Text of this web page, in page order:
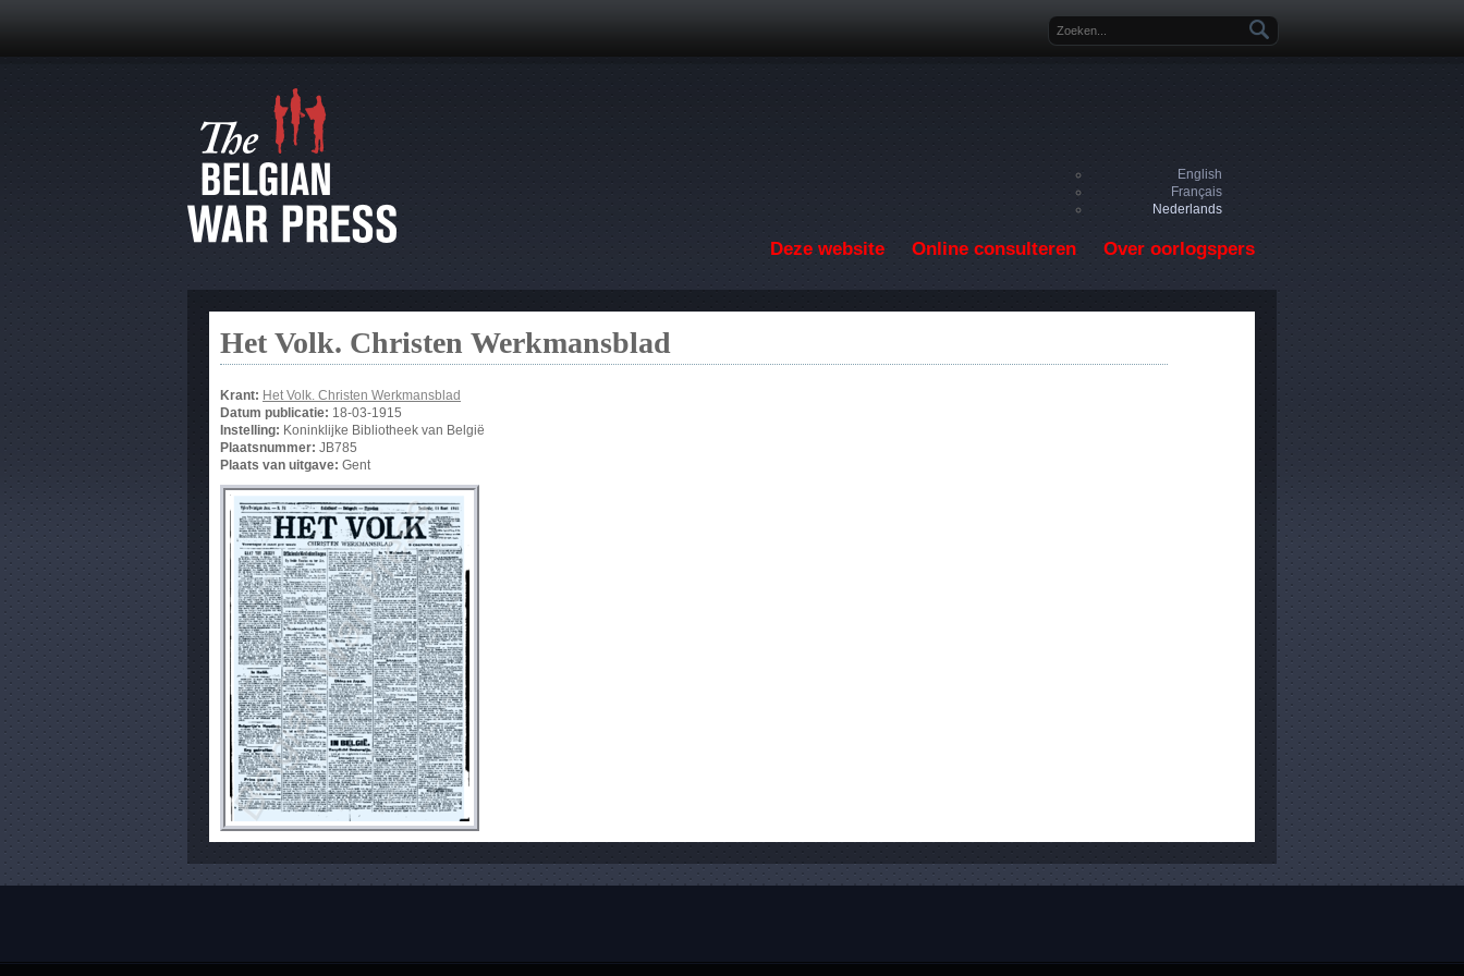
Zoekveld
English
Français
Nederlands
Deze website Online consulteren Over oorlogspers
Het Volk. Christen Werkmansblad
Krant: Het Volk. Christen Werkmansblad
Datum publicatie: 18-03-1915
Instelling: Koninklijke Bibliotheek van België
Plaatsnummer: JB785
Plaats van uitgave: Gent